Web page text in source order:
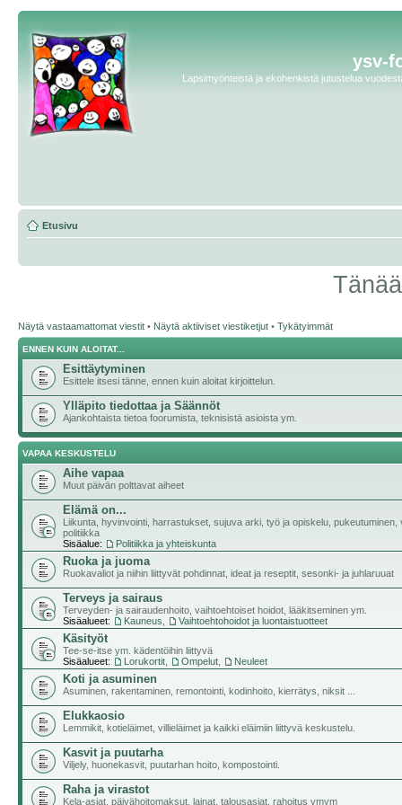
ysv-
Lapsimyönteistä ja ekohenkistä jutustelua
Etusivu
Näytä vastaamattomat viestit • Näytä aktiiviset viestiketjut • Tykätyimmät
ENNEN KUIN ALOITAT...
Esittäytyminen
Esittele itsesi tänne, ennen kuin aloitat kirjoittelun.
Ylläpito tiedottaa ja Säännöt
Ajankohtaista tietoa foorumista, teknisistä asioista ym.
VAPAA KESKUSTELU
Aihe vapaa
Muut päivän polttavat aiheet
Elämä on...
Liikunta, hyvinvointi, harrastukset, sujuva arki, työ ja opiskelu, pukeutuminen,
politiikka
Sisäalue:
Politiikka ja yhteiskunta
Ruoka ja juoma
Ruokavaliot ja niihin liittyvät pohdinnat, ideat ja reseptit, sesonki- ja juhlaruuat
Terveys ja sairaus
Terveyden- ja sairaudenhoito, vaihtoehtoiset hoidot, lääkitseminen ym.
Sisäalueet:
Kauneus Vaihtoehtohoidot ja luontaistuotteet
Käsityöt
Tee-se-itse ym. kädentöihin liittyvä
Sisäalueet:
Lorukortit Ompelut Neuleet
Koti ja asuminen
Asuminen, rakentaminen, remontointi, kodinhoito, kierrätys, niksit ...
Elukkaosio
Lemmikit, kotieläimet, villieläimet ja kaikki eläimiin liittyvä keskustelu.
Kasvit ja puutarha
Viljely, huonekasvit, puutarhan hoito, kompostointi.
Raha ja virastot
Kela-asiat, päivähoitomaksut, lainat, talousasiat, rahoitus ymym